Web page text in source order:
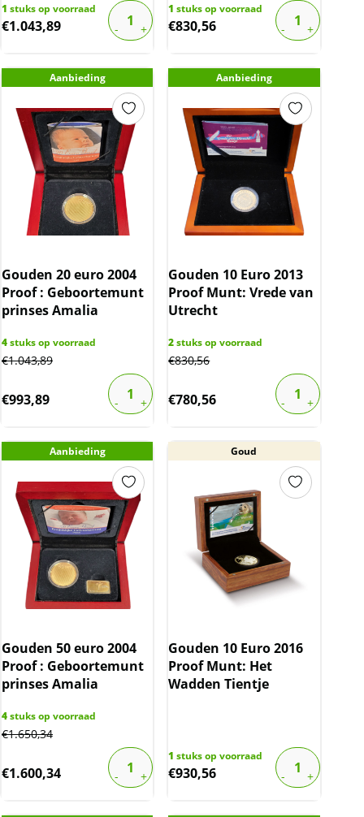
1 stuks op voorraad
€1.043,89
1 stuks op voorraad
€830,56
Aanbieding
Gouden 20 euro 2004
Proof : Geboortemunt
prinses Amalia
4stuks op voorraad
€1.043,89
€993,89
Aanbieding
Gouden 10 Euro 2013
Proof Munt: Vrede van
Utrecht
2stuks op voorraad
€830,56
€780,56
Aanbieding
Gouden 50 euro 2004
Proof : Geboortemunt
prinses Amalia
4stuks op voorraad
€1.650,34
€1.600,34
Goud
Gouden 10 Euro 2016
Proof Munt: Het
Wadden Tientje
1 stuks op voorraad
€930,56